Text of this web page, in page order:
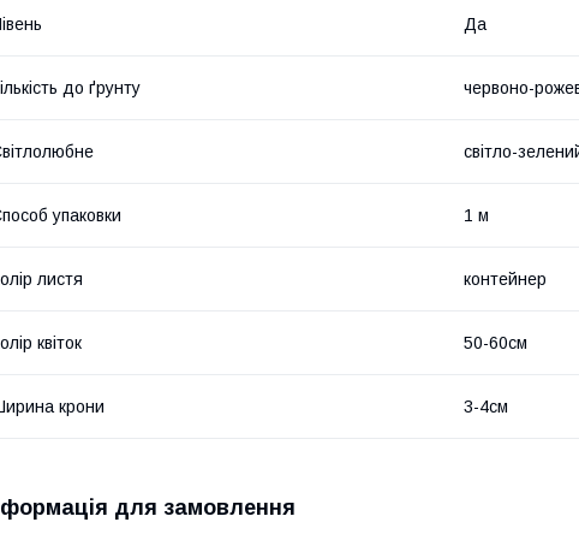
Да
до ґрунту червоно-
світло-
упаковки 1 м
листя контейнер
квіток 50-60см
крони 3-4см
для замовлення